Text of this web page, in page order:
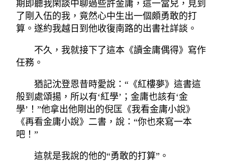
期即聽我閑談中聊過些許金庸，這一當兒，見到
了剛入伍的我，竟然心中生出一個頗勇敢的打
算。遂約我越日到他收復南路的出書社詳談。
不久，我就接下了這本《讀金庸偶得》寫作
任務。
猶記沈登恩昔時愛說：“《紅樓夢》這書這
般到處頌揚，所以有‘紅學’；金庸也該有‘金
學’！”他拿出他剛出的倪匡《我看金庸小說》
《再看金庸小說》二書，說：“你也來寫一本
吧！”
這就是我說的他的“勇敢的打算”。